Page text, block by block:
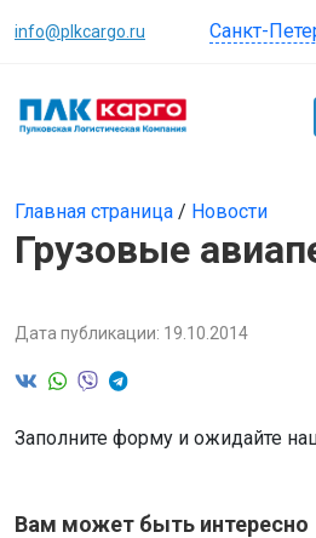
info@plkcargo.ru Санкт-
Главная страница / Новости
Грузовые
Дата публикации: 19.10.2014
Заполните форму и ожидайте
Вам может быть интересно